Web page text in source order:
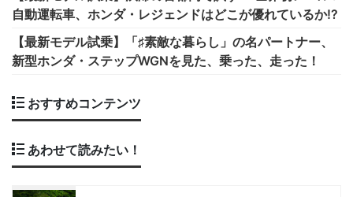
自動運転車、ホンダ・レジェンドはどこが優れているか!?
【最新モデル試乗】「♯素敵な暮らし」の名パートナー、
新型ホンダ・ステップWGNを見た、乗った、走った！
おすすめコンテンツ
あわせて読みたい！